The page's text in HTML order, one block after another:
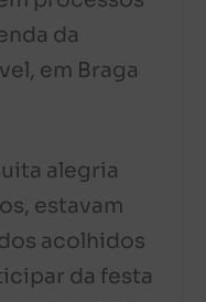
da
em Braga
alegria
estavam
acolhidos
da festa